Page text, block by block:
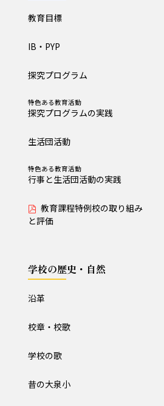
探究プログラムの実践
行事と生活団活動の実践
給食
教育目標
IB・PYP
探究プログラム
特色ある教育活動
探究プログラムの実践
生活団活動
特色ある教育活動
行事と生活団活動の実践
教育課程特例校の取り組み
と評価
学校の歴史・自然
沿革
校章・校歌
学校の歌
昔の大泉小